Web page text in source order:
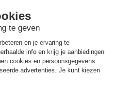
e Le Volpi
€ 249
€ 270